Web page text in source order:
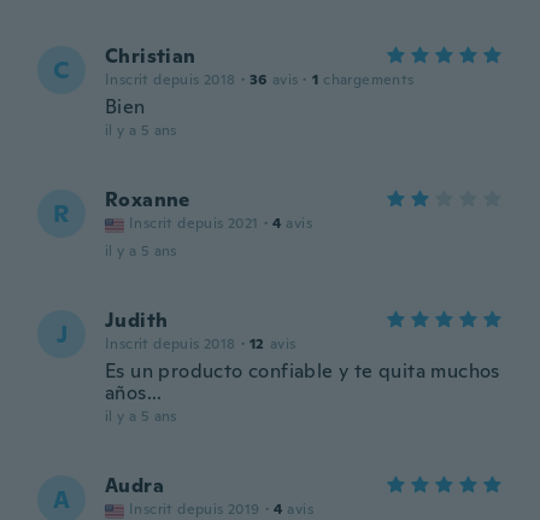
C Christian
Inscrit depuis 2018 · 36 avis · 1 chargements
Bien
il y a 5 ans
R Roxanne
Inscrit depuis 2021 · 4 avis
il y a 5 ans
J Judith
Inscrit depuis 2018 · 12 avis
Es un producto confiable y te quita muchos
años...
il y a 5 ans
A Audra
Inscrit depuis 2019 · 4 avis